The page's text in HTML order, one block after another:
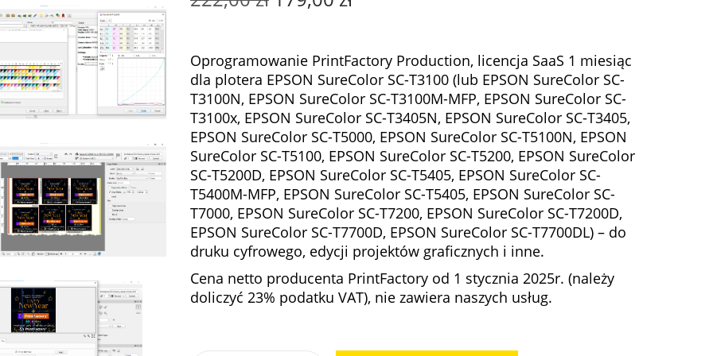
r
w
o
t
n
a
c
e
n
a
w
y
n
o
u
a
l
n
a
c
e
n
a
w
y
n
o
s
Oprogramowanie PrintFactory Production, licencja SaaS 1 miesiąc
dla plotera EPSON SureColor SC-T3100 (lub EPSON SureColor SC-
T3100N, EPSON SureColor SC-T3100M-MFP, EPSON SureColor SC-
T3100x, EPSON SureColor SC-T3405N, EPSON SureColor SC-T3405,
EPSON SureColor SC-T5000, EPSON SureColor SC-T5100N, EPSON
SureColor SC-T5100, EPSON SureColor SC-T5200, EPSON SureColor
SC-T5200D, EPSON SureColor SC-T5405, EPSON SureColor SC-
T5400M-MFP, EPSON SureColor SC-T5405, EPSON SureColor SC-
T7000, EPSON SureColor SC-T7200, EPSON SureColor SC-T7200D,
EPSON SureColor SC-T7700D, EPSON SureColor SC-T7700DL) – do
druku cyfrowego, edycji projektów graficznych i inne.
Cena netto producenta PrintFactory od 1 stycznia 2025r. (należy
doliczyć 23% podatku VAT), nie zawiera naszych usług.